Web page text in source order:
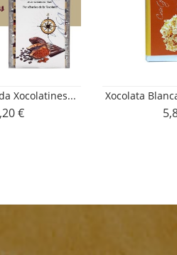
Xocolatines...
€
Xocolata